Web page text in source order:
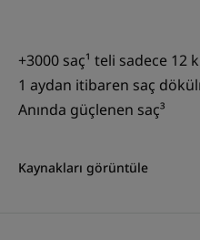
+3000 saç¹ teli sadece 12
1 aydan itibaren saç
Anında güçlenen saç³
Kaynakları görüntüle